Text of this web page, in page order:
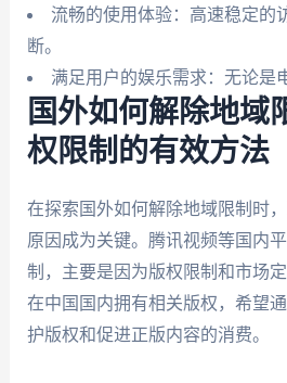
流畅的使用体验：高速稳定的
断。
满足用户的娱乐需求：无论是
国外如何解除地域
权限制的有效方法
在探索国外如何解除地域限制时
原因成为关键。腾讯视频等国内
制，主要是因为版权限制和市场
在中国国内拥有相关版权，希望
护版权和促进正版内容的消费。